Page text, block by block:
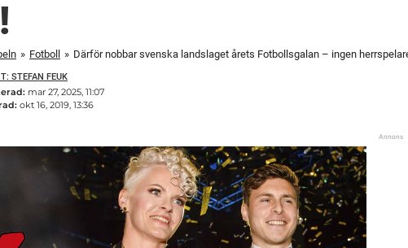
» Fotboll » Därför nobbar svenska landslaget årets Fotbollsgalan – ingen
STEFAN FEUK
mar 27, 2025, 11:07
okt 16, 2019, 13:36